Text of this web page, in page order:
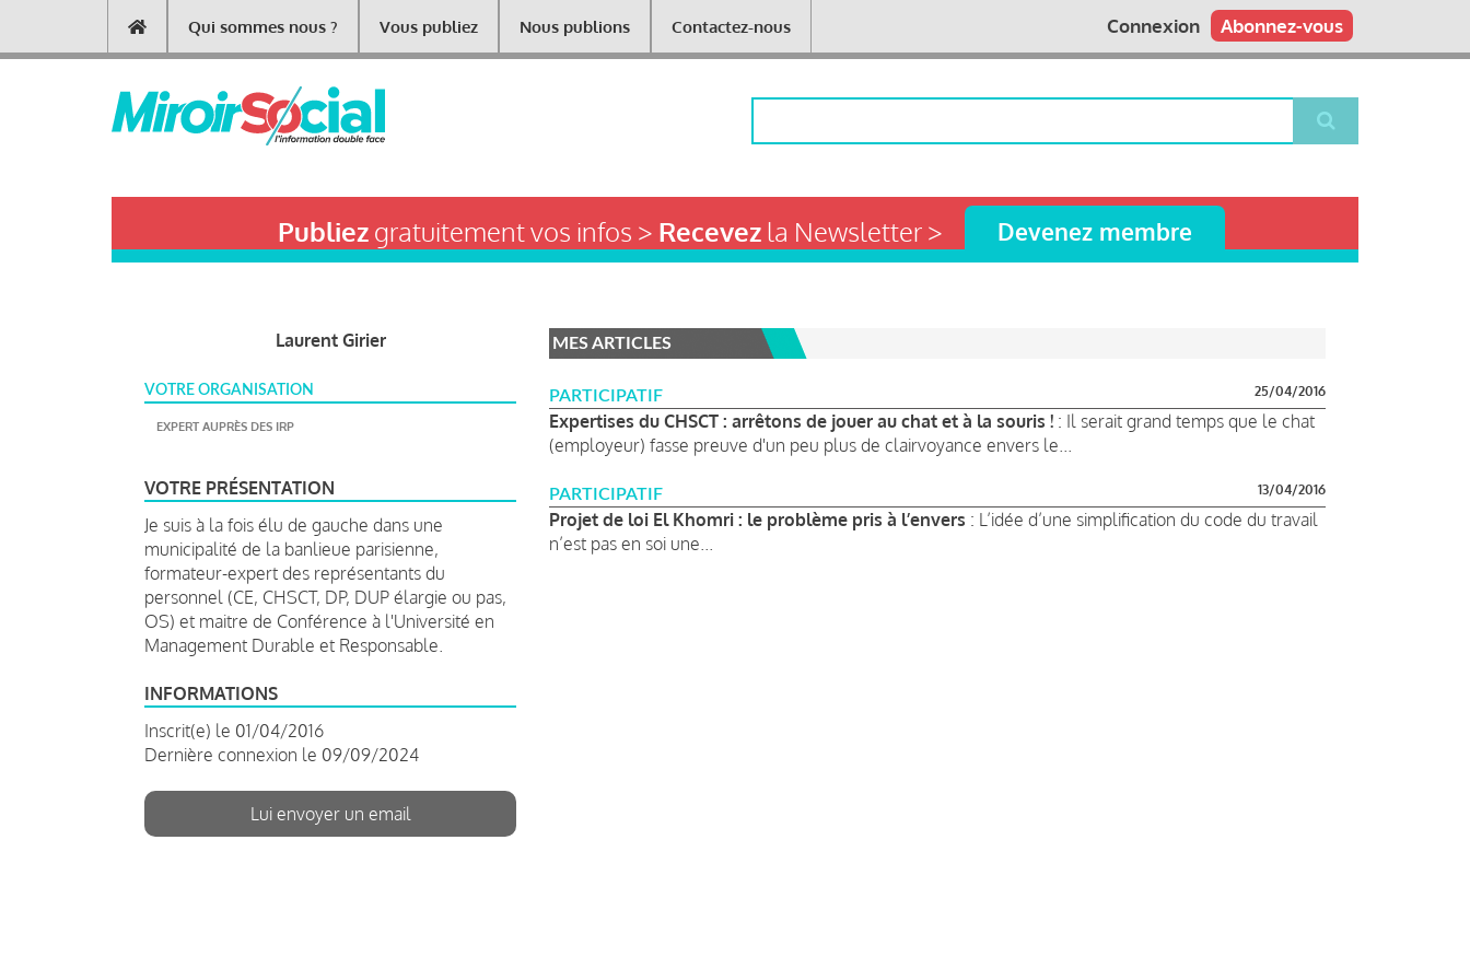
contenu
Main
navigation
Qui sommes nous ? Vous publiez Nous publions Contactez-nous Abonnez-vous
Connexion
Publiezgratuitement vos infos > Recevezla Newsletter > Devenez membre
Laurent Girier
VOTRE ORGANISATION
EXPERT AUPRÈS DES IRP
VOTRE PRÉSENTATION
Je suis à la fois élu de gauche dans une
municipalité de la banlieue parisienne,
formateur-expert des représentants du
personnel (CE, CHSCT, DP, DUP élargie ou pas,
OS) et maitre de Conférence à l'Université en
Management Durable et Responsable.
INFORMATIONS
Inscrit(e) le 01/04/2016
Dernière connexion le 09/09/2024
Lui envoyer un email
MES ARTICLES
PARTICIPATIF 25/04/2016
Expertises du CHSCT : arrêtons de jouer au chat et à la souris ! : Il serait grand temps que le chat
(employeur) fasse preuve d'un peu plus de clairvoyance envers le...
PARTICIPATIF 13/04/2016
Projet de loi El Khomri : le problème pris à l’envers : L’idée d’une simplification du code du travail
n’est pas en soi une...